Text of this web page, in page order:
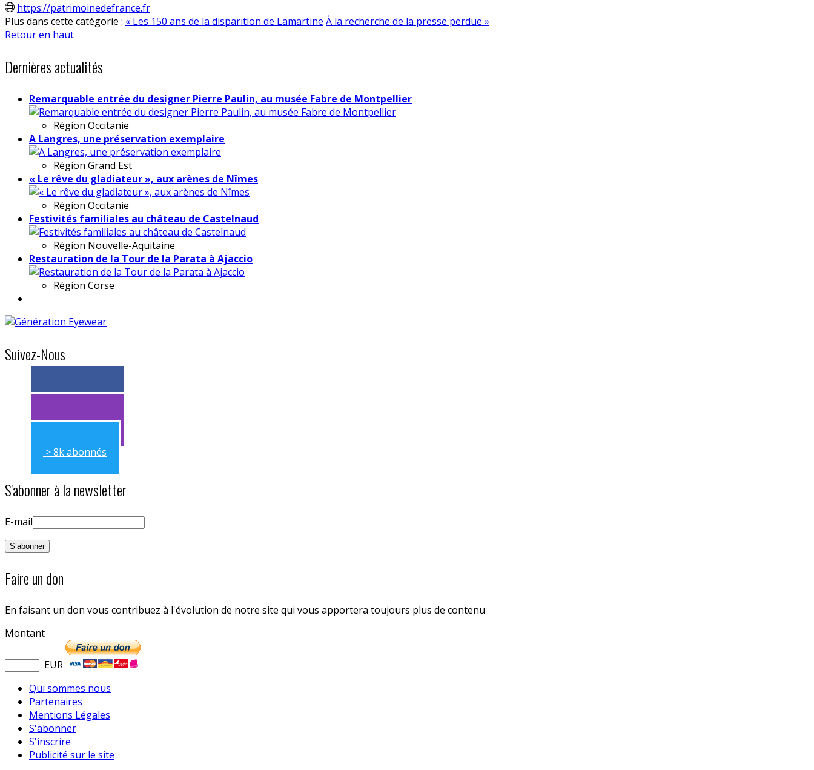
https://patrimoinedefrance.fr
Plus dans cette catégorie : « Les 150 ans de la disparition de Lamartine À la recherche de la presse perdue »
Retour en haut
Dernières actualités
Remarquable entrée du designer Pierre Paulin, au musée Fabre de Montpellier
Région Occitanie
A Langres, une préservation exemplaire
Région Grand Est
« Le rêve du gladiateur », aux arènes de Nîmes
Région Occitanie
Festivités familiales au château de Castelnaud
Région Nouvelle-Aquitaine
Restauration de la Tour de la Parata à Ajaccio
Région Corse
Suivez-Nous
> 11k abonnés
> 11k abonnés
> 8k abonnés
S'abonner à la newsletter
E-mail
Faire un don
En faisant un don vous contribuez à l'évolution de notre site qui vous apportera toujours plus de contenu
Montant
EUR
Qui sommes nous
Partenaires
Mentions Légales
S'abonner
S'inscrire
Publicité sur le site